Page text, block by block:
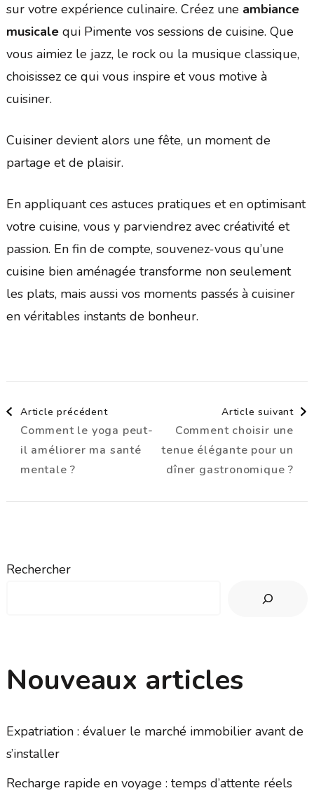
sur votre expérience culinaire. Créez une ambiance
musicalequi Pimente vos sessions de cuisine. Que
vous aimiez le jazz, le rock ou la musique classique,
choisissez ce qui vous inspire et vous motive à
cuisiner.
Cuisiner devient alors une fête, un moment de
partage et de plaisir.
En appliquant ces astuces pratiques et en optimisant
votre cuisine, vous y parviendrez avec créativité et
passion. En fin de compte, souvenez-vous qu’une
cuisine bien aménagée transforme non seulement
les plats, mais aussi vos moments passés à cuisiner
en véritables instants de bonheur.
Navigation
d'article
Article précédent
Comment le yoga peut-
il améliorer ma santé
mentale ?
Article suivant
Comment choisir une
tenue élégante pour un
dîner gastronomique ?
Rechercher
Nouveaux articles
Expatriation : évaluer le marché immobilier avant de
s’installer
Recharge rapide en voyage : temps d’attente réels